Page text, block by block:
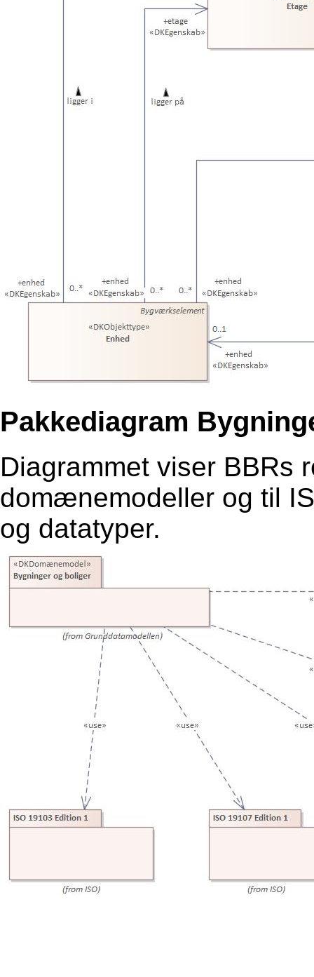
Pakkediagram
Diagrammet viser BBRs
domænemodeller og til
og datatyper.